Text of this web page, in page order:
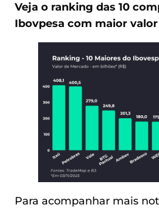
Veja o ranking das 10
Ibovpesa com maior
Para acompanhar mais